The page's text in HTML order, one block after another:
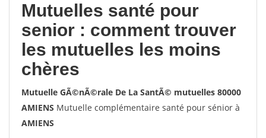
Mutuelles santé pour
senior : comment trouver
les mutuelles les moins
chères
Mutuelle GÃ©nÃ©rale De La SantÃ© mutuelles 80000
AMIENS Mutuelle complémentaire santé pour sénior à
AMIENS